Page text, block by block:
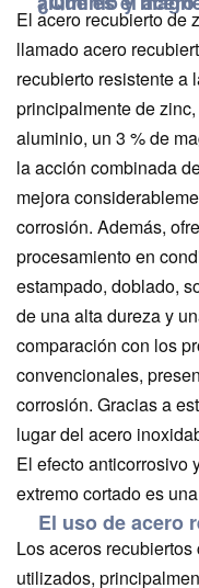
El acero recubierto de
llamado acero
recubierto resistente a
principalmente de
aluminio, un 3 % de
la acción combinada
mejora
corrosión. Además,
procesamiento en
estampado, doblado,
de una alta dureza y
comparación con los
convencionales,
corrosión. Gracias a
lugar del acero
El efecto anticorrosivo
extremo cortado es
El uso de acero
Los aceros
utilizados,